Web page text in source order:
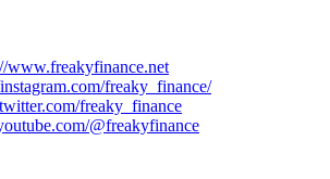
www.freakyfinance.net
freaky_finance/
freaky_finance
@freakyfinance